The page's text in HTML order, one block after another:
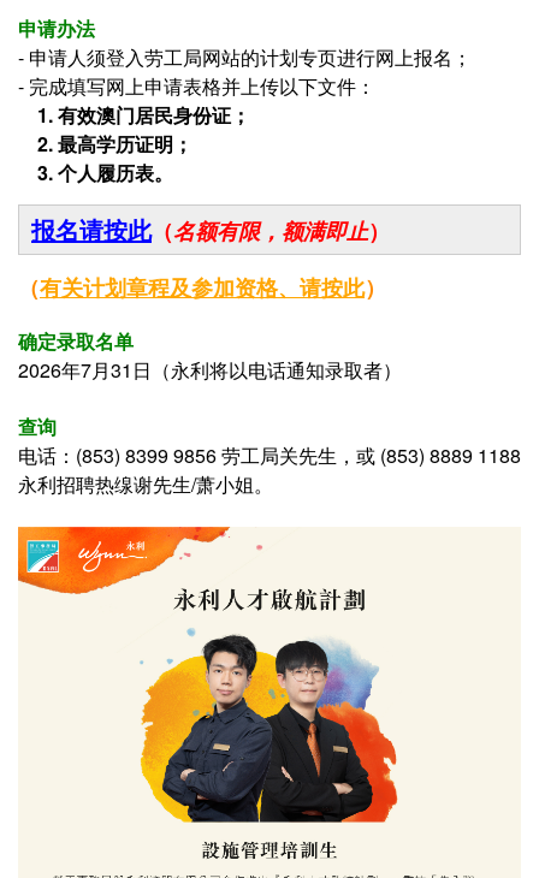
申请办法
- 申请人须登入劳工局网站的计划专页进行网上报名；
- 完成填写网上申请表格并上传以下文件：
1. 有效澳门居民身份证；
2.最高学历证明；
3. 个人履历表。
报名请按此（名额有限，额满即止）
（有关计划章程及参加资格、 请按此）
确定录取名单
2026年7月31日（永利将以电话通知录取者）
查询
电话： (853) 8399 9856 劳工局关先生，或 (853) 8889 1188
永利招聘热缐谢先生/萧小姐。